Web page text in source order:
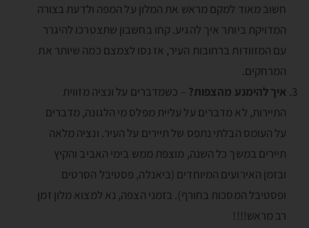
חשוב מאוד למקם מראש את המלון על המפה ולדעת בצורה
המדויקת ביותר איך להגיע. קחו בחשבון שתצטרכו להיגרר
עם המזוודות ברחובות העיר, אז נסו לצמצם כמה שיותר את
המרחקים.
איך להימנע מהצפות? – כשמדברים על ונציה מזווית
התיירות, לא מדברים על עליית מפלס מי הלגונה, מדברים
על העומס הבלתי נתפס של תיירים על העיר. ונציה מלאה
תיירים במשך כל השנה, מוצפת ממש בימי האביב והקיץ
ובזמן האירועים המיוחדים (ביאנלה, פסטיבל הסרטים
ופסטיבל המסכות בחורף). בזמני הצפה, נא למצוא מלון זמן
רב מראש!!!!